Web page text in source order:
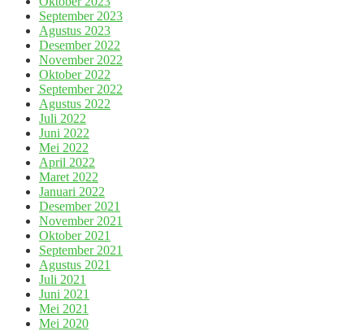
September 2023
Agustus 2023
Desember 2022
November 2022
Oktober 2022
September 2022
Agustus 2022
Juli 2022
Juni 2022
Mei 2022
April 2022
Maret 2022
Januari 2022
Desember 2021
November 2021
Oktober 2021
September 2021
Agustus 2021
Juli 2021
Juni 2021
Mei 2021
Mei 2020